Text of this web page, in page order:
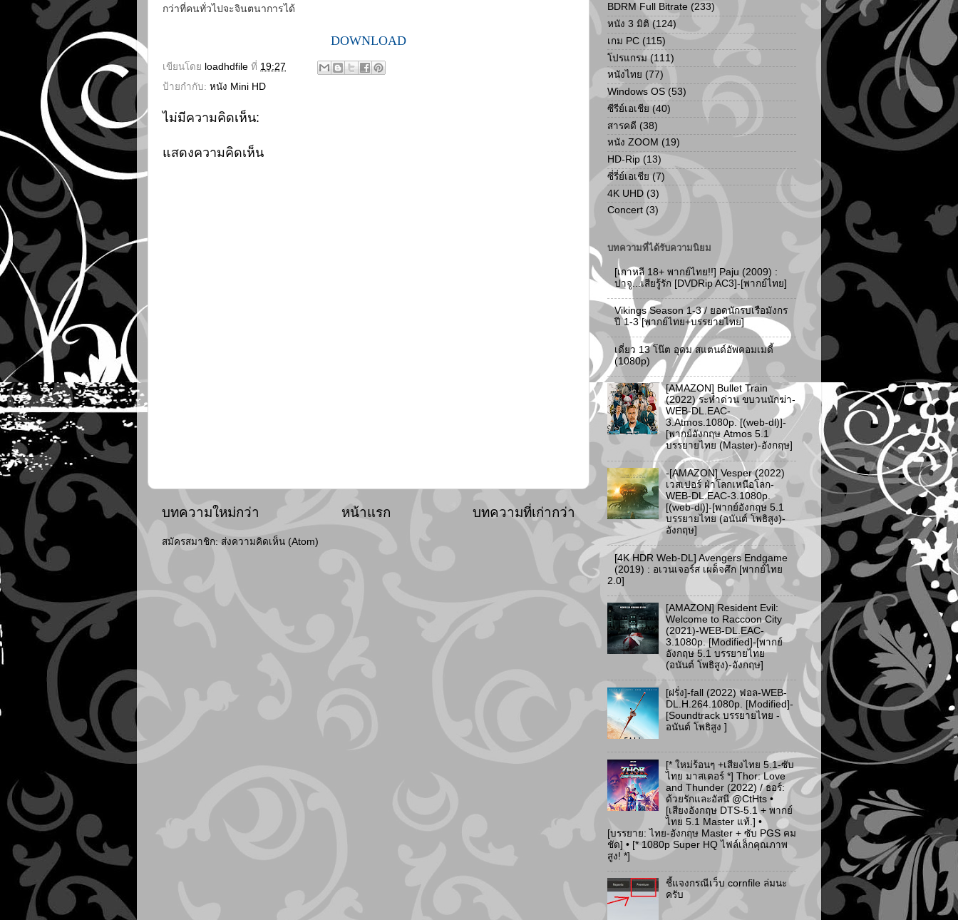
กว่าที่คนทั่วไปจะจินตนาการได้
DOWNLOAD
เขียนโดย loadhdfile ที่ 19:27
ป้ายกำกับ: หนัง Mini HD
ไม่มีความคิดเห็น:
แสดงความคิดเห็น
บทความใหม่กว่า บทความที่เก่ากว่า
หน้าแรก
สมัครสมาชิก: ส่งความคิดเห็น (Atom)
BDRM Full Bitrate (233)
หนัง 3 มิติ (124)
เกม PC (115)
โปรแกรม (111)
หนังไทย (77)
Windows OS (53)
ซีรีย์เอเชีย (40)
สารคดี (38)
หนัง ZOOM (19)
HD-Rip (13)
ซี่รี่ย์เอเชีย (7)
4K UHD (3)
Concert (3)
บทความที่ได้รับความนิยม
[เกาหลี 18+ พากย์ไทย!!] Paju (2009) :
ปาจู...เสียรู้รัก [DVDRip AC3]-[พากย์ไทย]
Vikings Season 1-3 / ยอดนักรบเรือมังกร
ปี 1-3 [พากย์ไทย+บรรยายไทย]
เดี่ยว 13 โน๊ต อุดม สแตนด์อัพคอมเมดี้
(1080p)
[AMAZON] Bullet Train
(2022) ระห่ำด่วน ขบวนนักฆ่า-
WEB-DL.EAC-
3.Atmos.1080p. [(web-dl)]-
[พากย์อังกฤษ Atmos 5.1
บรรยายไทย (Master)-อังกฤษ]
-[AMAZON] Vesper (2022)
เวสเปอร์ ฝ่าโลกเหนือโลก-
WEB-DL.EAC-3.1080p.
[(web-dl)]-[พากย์อังกฤษ 5.1
บรรยายไทย (อนันต์ โพธิสูง)-
อังกฤษ]
[4K HDR Web-DL] Avengers Endgame
(2019) : อเวนเจอร์ส เผด็จศึก [พากย์ไทย
2.0]
[AMAZON] Resident Evil:
Welcome to Raccoon City
(2021)-WEB-DL.EAC-
3.1080p. [Modified]-[พากย์
อังกฤษ 5.1 บรรยายไทย
(อนันต์ โพธิสูง)-อังกฤษ]
[ฝรั่ง]-fall (2022) ฟอล-WEB-
DL.H.264.1080p. [Modified]-
[Soundtrack บรรยายไทย -
อนันต์ โพธิสูง ]
[* ใหม่ร้อนๆ +เสียงไทย 5.1-ซับ
ไทย มาสเตอร์ *] Thor: Love
and Thunder (2022) / ธอร์:
ด้วยรักและอัสนี @CtHts •
[เสียงอังกฤษ DTS-5.1 + พากย์
ไทย 5.1 Master แท้.] •
[บรรยาย: ไทย-อังกฤษ Master + ซับ PGS คม
ชัด] • [* 1080p Super HQ ไฟล์เล็กคุณภาพ
สูง! *]
ชี้แจงกรณีเว็บ cornfile ล่มนะ
ครับ